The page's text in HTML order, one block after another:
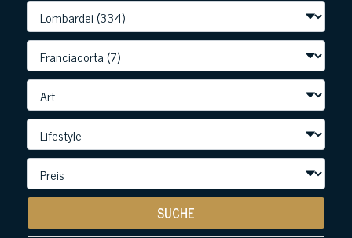
SUCHE